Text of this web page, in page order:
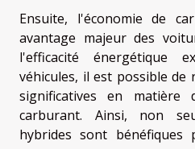
Ensuite, l'économie de
avantage majeur des
l'efficacité énergétique
véhicules, il est possible de
significatives en matière
carburant. Ainsi, non
hybrides sont bénéfiques